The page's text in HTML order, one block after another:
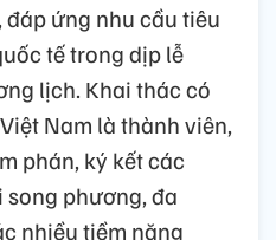
ứng nhu cầu tiêu
tế trong dịp lễ
lịch. Khai thác có
Nam là thành viên,
phán, ký kết các
phương, đa
nhiều tiềm năng